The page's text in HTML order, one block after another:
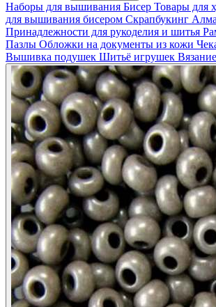
Наборы для вышивания Бисер Товары для
для вышивания бисером Скрапбукинг
Принадлежности для рукоделия и шитья
Пазлы Обложки на документы из кожи
Вышивка подушек Шитьё игрушек Вязание